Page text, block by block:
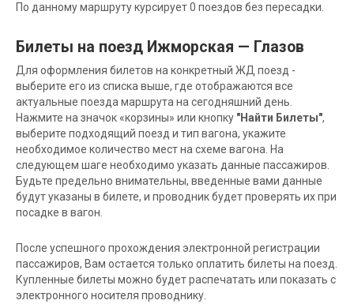
По данному маршруту курсирует 0 поездов без пересадки.
Билеты на поезд Ижморская — Глазов
Для оформления билетов на конкретный ЖД поезд -
выберите его из списка выше, где отображаются все
актуальные поезда маршрута на сегодняшний день.
Нажмите на значок «корзины» или кнопку "Найти Билеты",
выберите подходящий поезд и тип вагона, укажите
необходимое количество мест на схеме вагона. На
следующем шаге необходимо указать данные пассажиров.
Будьте предельно внимательны, введенные вами данные
будут указаны в билете, и проводник будет проверять их при
посадке в вагон.
После успешного прохождения электронной регистрации
пассажиров, Вам остается только оплатить билеты на поезд.
Купленные билеты можно будет распечатать или показать с
электронного носителя проводнику.